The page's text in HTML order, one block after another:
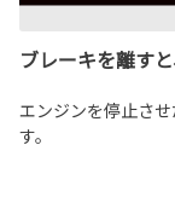
ブレーキを離す
エンジンを停止さ
す。